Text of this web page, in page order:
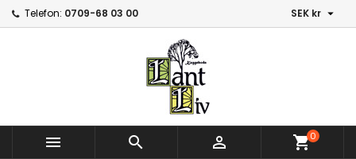
Telefon: 0709-68 03 00 SEK kr 
   shopping_cart0